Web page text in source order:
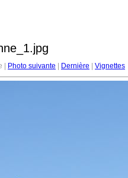
| Photo suivante Dernière Vignettes